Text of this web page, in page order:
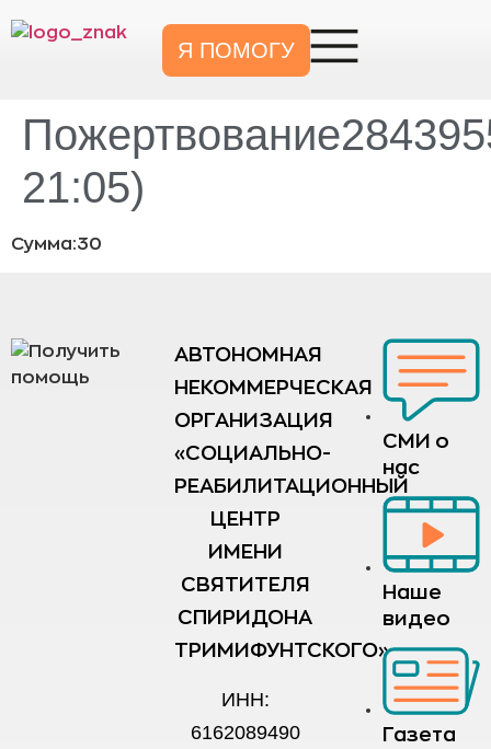
Я ПОМОГУ
21:05)
Сумма:30
АВТОНОМНАЯ
НЕКОММЕРЧЕСКАЯ
ОРГАНИЗАЦИЯ
«СОЦИАЛЬНО-
РЕАБИЛИТАЦИОННЫЙ
ЦЕНТР
ИМЕНИ
СВЯТИТЕЛЯ
СПИРИДОНА
ТРИМИФУНТСКОГО»
ИНН:
6162089490
СМИ о
нас
Наше
видео
Газета